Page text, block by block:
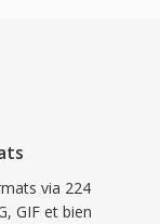
via 224
GIF et bien